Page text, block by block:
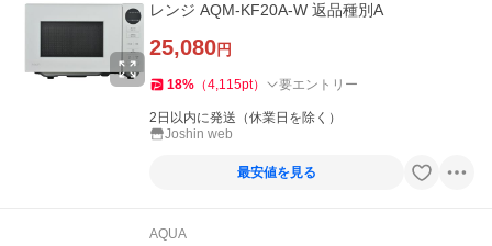
レンジ AQM-KF20A-W 返品種別A
25,080円
18% （4,115pt） 要エントリー
2日以内に発送（休業日を除く）
Joshin web
最安値を見る
AQUA